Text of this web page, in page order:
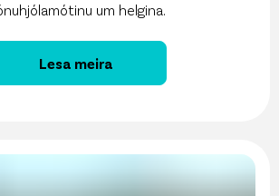
um helgina.
Lesa meira